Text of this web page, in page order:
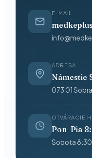
E-MAIL
ADRESA
Námestie
073 01
OTVÁRACIE
Pon–Pia
Sobota 8:30